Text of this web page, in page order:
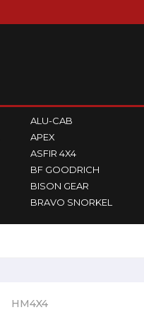
ALU-CAB
APEX
ASFIR 4X4
BF GOODRICH
BISON GEAR
BRAVO SNORKEL
HM4X4